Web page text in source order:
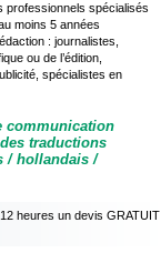
professionnels spécialisés
moins 5 années
: journalistes,
ou de l’édition,
spécialistes en
communication
traductions
/ hollandais /
heures un devis GRATUIT